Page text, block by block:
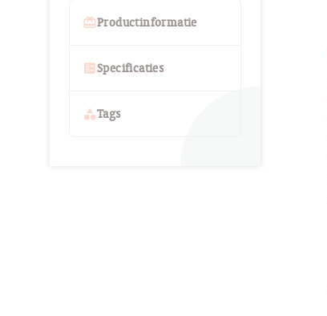
card_giftcardProductinformatie
ballotSpecificaties
categoryTags